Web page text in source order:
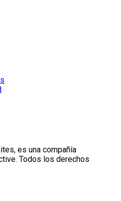
es una compañía
Todos los derechos